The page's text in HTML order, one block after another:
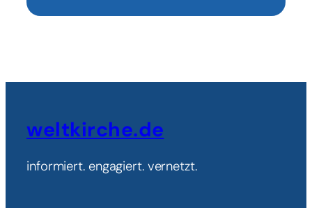
weltkirche.de
informiert. engagiert. vernetzt.